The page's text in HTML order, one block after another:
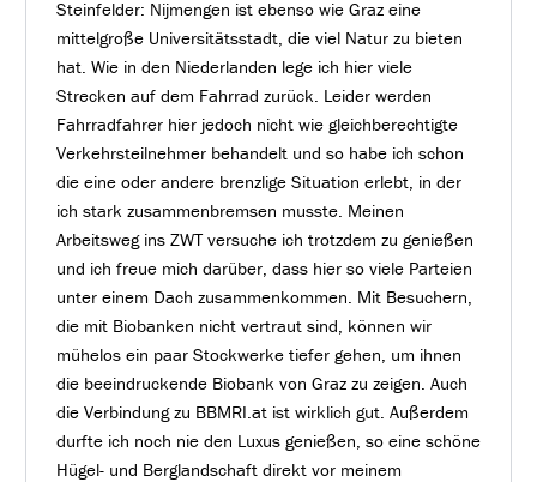
Steinfelder: Nijmengen ist ebenso wie Graz eine
mittelgroße Universitätsstadt, die viel Natur zu bieten
hat. Wie in den Niederlanden lege ich hier viele
Strecken auf dem Fahrrad zurück. Leider werden
Fahrradfahrer hier jedoch nicht wie gleichberechtigte
Verkehrsteilnehmer behandelt und so habe ich schon
die eine oder andere brenzlige Situation erlebt, in der
ich stark zusammenbremsen musste. Meinen
Arbeitsweg ins ZWT versuche ich trotzdem zu genießen
und ich freue mich darüber, dass hier so viele Parteien
unter einem Dach zusammenkommen. Mit Besuchern,
die mit Biobanken nicht vertraut sind, können wir
mühelos ein paar Stockwerke tiefer gehen, um ihnen
die beeindruckende Biobank von Graz zu zeigen. Auch
die Verbindung zu BBMRI.at ist wirklich gut. Außerdem
durfte ich noch nie den Luxus genießen, so eine schöne
Hügel- und Berglandschaft direkt vor meinem